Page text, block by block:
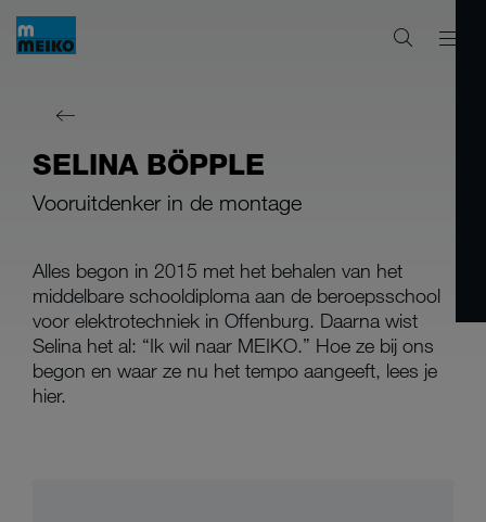
SELINA BÖPPLE
Vooruitdenker in de montage
Alles begon in 2015 met het behalen van het
middelbare schooldiploma aan de beroepsschool
voor elektrotechniek in Offenburg. Daarna wist
Selina het al: “Ik wil naar MEIKO.” Hoe ze bij ons
begon en waar ze nu het tempo aangeeft, lees je
hier.